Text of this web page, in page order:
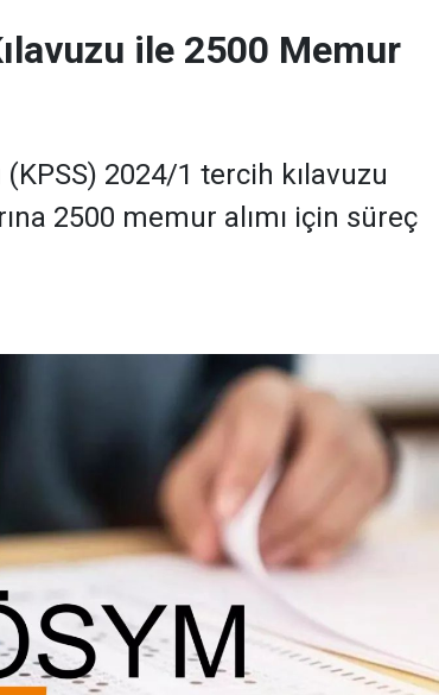
ile 2500 Memur
2024/1 tercih kılavuzu
2500 memur alımı için süreç